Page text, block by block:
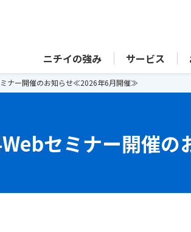
ニチイの強み サービス
ミナー開催のお知らせ≪2026年6月開催≫
Webセミナー開催